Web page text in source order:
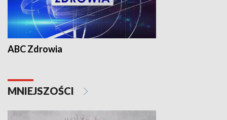
ABC Zdrowia
MNIEJSZOŚCI